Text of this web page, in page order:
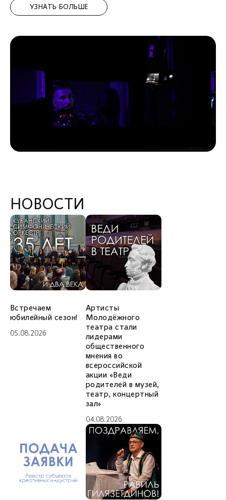
УЗНАТЬ БОЛЬШЕ
НОВОСТИ
Встречаем
юбилейный сезон!
05.08.2026
Артисты
Молодёжного
театра стали
лидерами
общественного
мнения во
всероссийской
акции «Веди
родителей в музей,
театр, концертный
зал»
04.08.2026